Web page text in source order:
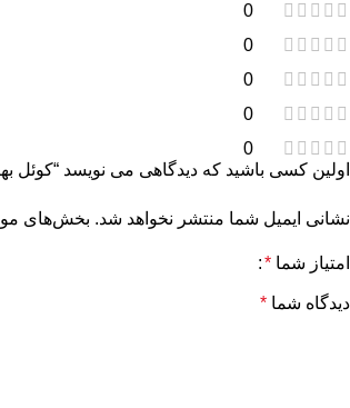
0
0
0
0
0
اولین کسی باشید که دیدگاهی می نویسد “کوئل
نشانی ایمیل شما منتشر نخواهد شد. بخش‌های
امتیاز شما *
دیدگاه شما *